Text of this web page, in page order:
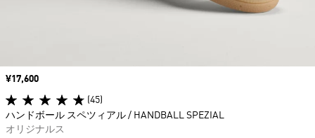
価格
¥17,600
(45)
ハンドボール スペツィアル / HANDBALL SPEZIAL
オリジナルス